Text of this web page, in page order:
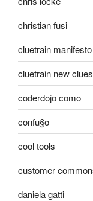
christian fusi
cluetrain manifesto
cluetrain new clues
coderdojo como
confu§o
cool tools
customer
daniela gatti